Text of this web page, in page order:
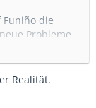
die
Probleme
habe ich hier
die
Realität.